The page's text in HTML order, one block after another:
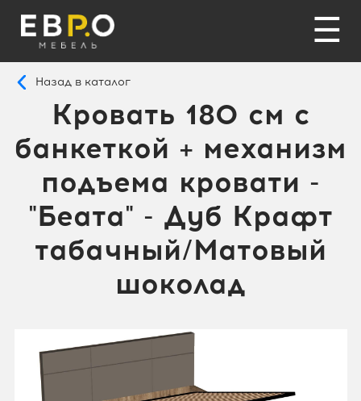
☰
Назад в каталог
Кровать 180 см с
банкеткой + механизм
подъема кровати -
"Беата" - Дуб Крафт
табачный/Матовый
шоколад